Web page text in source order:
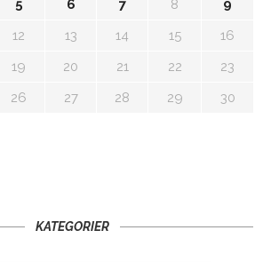
5 6 7 8
9
12 13 14 15
16
19 20 21 22
23
26 27 28 29
30
KATEGORIER